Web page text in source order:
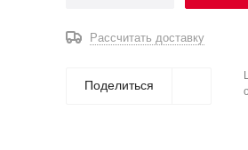
Рассчитать доставку
Поделиться